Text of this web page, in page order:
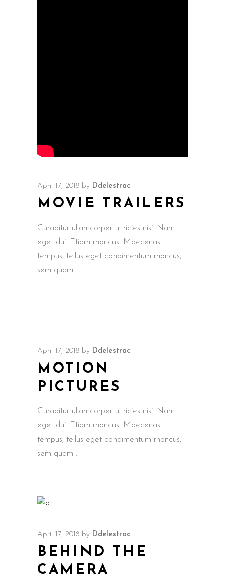
April 17, 2018 by Ddelestrac
MOVIE TRAILERS
Curabitur ullamcorper ultricies nisi. Nam
eget dui. Etiam rhoncus. Maecenas
tempus, tellus eget condimentum rhoncus,
sem quam
April 17, 2018 by Ddelestrac
MOTION
PICTURES
Curabitur ullamcorper ultricies nisi. Nam
eget dui. Etiam rhoncus. Maecenas
tempus, tellus eget condimentum rhoncus,
sem quam
April 17, 2018 by Ddelestrac
BEHIND THE
CAMERA